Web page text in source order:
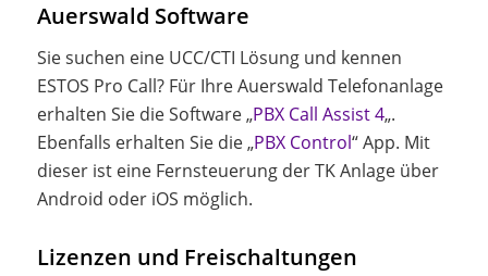
Auerswald Software
Sie suchen eine UCC/CTI Lösung und kennen
ESTOS Pro Call? Für Ihre Auerswald Telefonanlage
erhalten Sie die Software „PBX Call Assist 4„.
Ebenfalls erhalten Sie die „PBX Control“ App. Mit
dieser ist eine Fernsteuerung der TK Anlage über
Android oder iOS möglich.
Lizenzen und Freischaltungen